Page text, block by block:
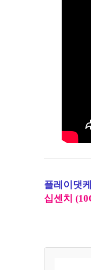
플레이댓
십센치